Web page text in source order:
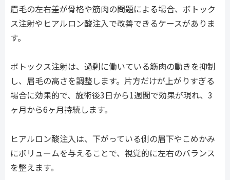
眉毛の左右差が骨格や筋肉の問題による場合、ボトック
ス注射やヒアルロン酸注入で改善できるケースがありま
す。
ボトックス注射は、過剰に働いている筋肉の動きを抑制
し、眉毛の高さを調整します。片方だけが上がりすぎる
場合に効果的で、施術後3日から1週間で効果が現れ、3
ヶ月から6ヶ月持続します。
ヒアルロン酸注入は、下がっている側の眉下やこめかみ
にボリュームを与えることで、視覚的に左右のバランス
を整えます。